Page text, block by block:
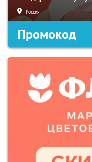
Россия
Промокод